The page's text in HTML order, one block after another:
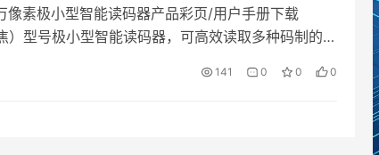
像素极小型智能读码器产品彩页/用户手册下载
号极小型智能读码器，可高效读取多种码制的一
141 0 0 0